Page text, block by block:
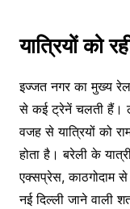
यात्रियों को
इज्जत नगर का मुख्य
से कई ट्रेनें चलती हैं।
वजह से यात्रियों को
होता है। बरेली के
एक्सप्रेस, काठगोदाम से
नई दिल्ली जाने वाली